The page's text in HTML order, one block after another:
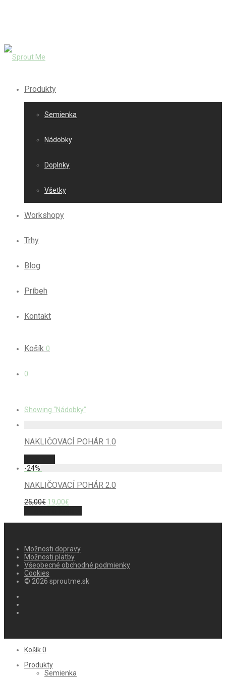
Produkty
Semienka
Nádobky
Doplnky
Všetky
Workshopy
Trhy
Blog
Príbeh
Kontakt
Košík 0
0
Showing “Nádobky”
NAKLIČOVACÍ POHÁR 1.0
-24%
NAKLIČOVACÍ POHÁR 2.0
25,00€ 19,00€
Možnosti dopravy
Možnosti platby
Všeobecné obchodné podmienky
Cookies
© 2026 sproutme.sk
Košík0
Produkty
Semienka